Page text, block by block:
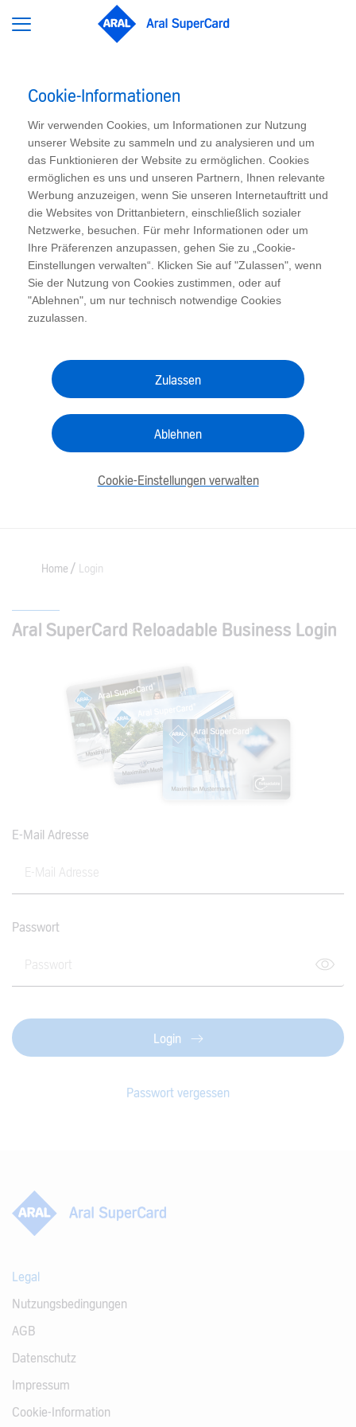
Cookie-Informationen
Wir verwenden Cookies, um Informationen zur Nutzung
unserer Website zu sammeln und zu analysieren und um
das Funktionieren der Website zu ermöglichen. Cookies
ermöglichen es uns und unseren Partnern, Ihnen relevante
Werbung anzuzeigen, wenn Sie unseren Internetauftritt und
die Websites von Drittanbietern, einschließlich sozialer
Netzwerke, besuchen. Für mehr Informationen oder um
Ihre Präferenzen anzupassen, gehen Sie zu „Cookie-
Einstellungen verwalten“. Klicken Sie auf "Zulassen", wenn
Sie der Nutzung von Cookies zustimmen, oder auf
"Ablehnen", um nur technisch notwendige Cookies
zuzulassen.
Zulassen
Ablehnen
Cookie-Einstellungen verwalten
Home Login
Aral SuperCard Reloadable Business Login
E-Mail Adresse
Passwort
Login
Passwort vergessen
Legal
Nutzungsbedingungen
AGB
Datenschutz
Impressum
Cookie-Information